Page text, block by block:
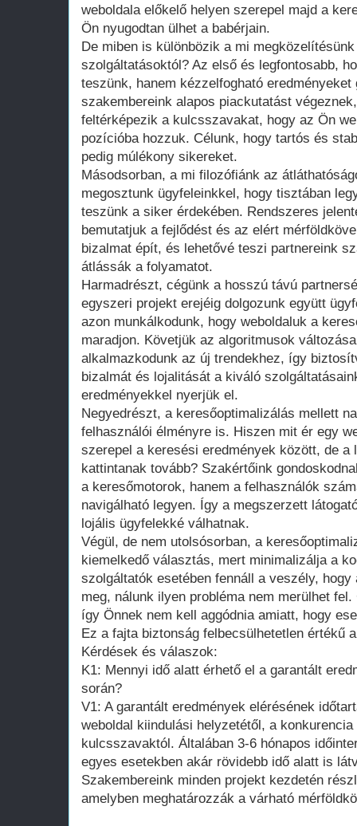
weboldala előkelő helyen szerepel majd a
Ön nyugodtan ülhet a babérjain.
De miben is különbözik a mi
szolgáltatásoktól? Az első és legfontosabb,
teszünk, hanem kézzelfogható eredményeket
szakembereink alapos piackutatást
feltérképezik a kulcsszavakat, hogy az Ön
pozícióba hozzuk. Célunk, hogy tartós és
pedig múlékony sikereket.
Másodsorban, a mi filozófiánk az
megosztunk ügyfeleinkkel, hogy tisztában
teszünk a siker érdekében. Rendszeres
bemutatjuk a fejlődést és az elért
bizalmat épít, és lehetővé teszi partnereink
átlássák a folyamatot.
Harmadrészt, cégünk a hosszú távú
egyszeri projekt erejéig dolgozunk együtt
azon munkálkodunk, hogy weboldaluk a
maradjon. Követjük az algoritmusok
alkalmazkodunk az új trendekhez, így
bizalmát és lojalitását a kiváló
eredményekkel nyerjük el.
Negyedrészt, a keresőoptimalizálás mellett
felhasználói élményre is. Hiszen mit ér egy
szerepel a keresési eredmények között, de a
kattintanak tovább? Szakértőink
a keresőmotorok, hanem a felhasználók
navigálható legyen. Így a megszerzett
lojális ügyfelekké válhatnak.
Végül, de nem utolsósorban, a
kiemelkedő választás, mert minimalizálja a
szolgáltatók esetében fennáll a veszély,
meg, nálunk ilyen probléma nem merülhet
így Önnek nem kell aggódnia amiatt, hogy
Ez a fajta biztonság felbecsülhetetlen értékű
Kérdések és válaszok:
K1: Mennyi idő alatt érhető el a garantált
során?
V1: A garantált eredmények elérésének
weboldal kiindulási helyzetétől, a
kulcsszavaktól. Általában 3-6 hónapos
egyes esetekben akár rövidebb idő alatt is
Szakembereink minden projekt kezdetén
amelyben meghatározzák a várható